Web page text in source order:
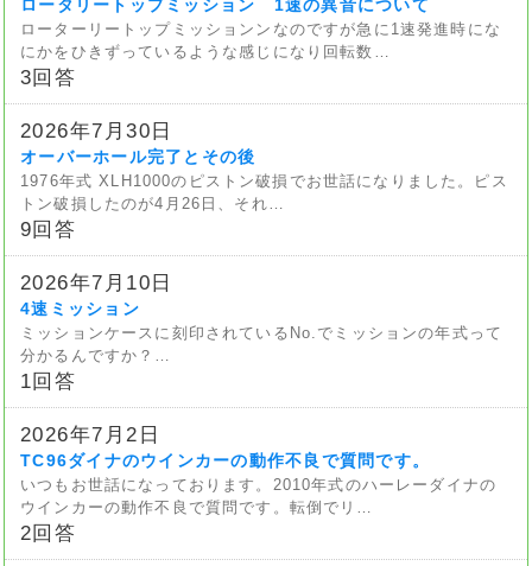
ロータリートップミッション 1速の異音について
ローターリートップミッションンなのですが急に1速発進時にな
にかをひきずっているような感じになり回転数…
3回答
2026年7月30日
オーバーホール完了とその後
1976年式 XLH1000のピストン破損でお世話になりました。ピス
トン破損したのが4月26日、それ…
9回答
2026年7月10日
4速ミッション
ミッションケースに刻印されているNo.でミッションの年式って
分かるんですか？…
1回答
2026年7月2日
TC96ダイナのウインカーの動作不良で質問です。
いつもお世話になっております。2010年式のハーレーダイナの
ウインカーの動作不良で質問です。転倒でリ…
2回答